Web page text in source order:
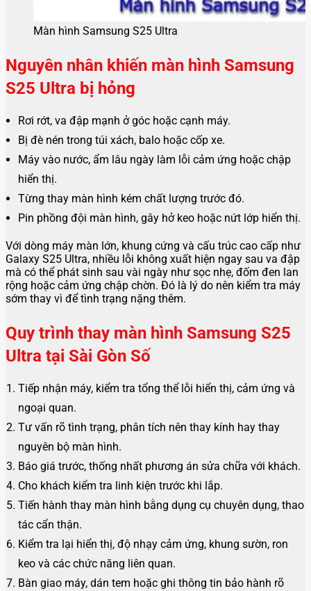
Màn hình Samsung S25 Ultra
Nguyên nhân khiến màn hình Samsung
S25 Ultra bị hỏng
Rơi rớt, va đập mạnh ở góc hoặc cạnh máy.
Bị đè nén trong túi xách, balo hoặc cốp xe.
Máy vào nước, ẩm lâu ngày làm lỗi cảm ứng hoặc chập
hiển thị.
Từng thay màn hình kém chất lượng trước đó.
Pin phồng đội màn hình, gây hở keo hoặc nứt lớp hiển thị.
Với dòng máy màn lớn, khung cứng và cấu trúc cao cấp như
Galaxy S25 Ultra, nhiều lỗi không xuất hiện ngay sau va đập
mà có thể phát sinh sau vài ngày như sọc nhẹ, đốm đen lan
rộng hoặc cảm ứng chập chờn. Đó là lý do nên kiểm tra máy
sớm thay vì để tình trạng nặng thêm.
Quy trình thay màn hình Samsung S25
Ultra tại Sài Gòn Số
Tiếp nhận máy, kiểm tra tổng thể lỗi hiển thị, cảm ứng và
ngoại quan.
Tư vấn rõ tình trạng, phân tích nên thay kính hay thay
nguyên bộ màn hình.
Báo giá trước, thống nhất phương án sửa chữa với khách.
Cho khách kiểm tra linh kiện trước khi lắp.
Tiến hành thay màn hình bằng dụng cụ chuyên dụng, thao
tác cẩn thận.
Kiểm tra lại hiển thị, độ nhạy cảm ứng, khung sườn, ron
keo và các chức năng liên quan.
Bàn giao máy, dán tem hoặc ghi thông tin bảo hành rõ